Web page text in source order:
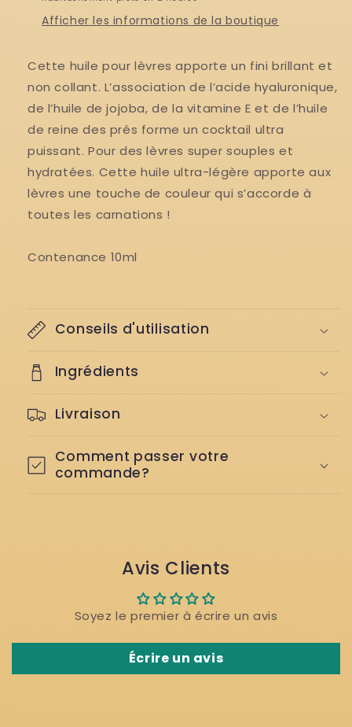
Lip
Oil
Lip
Oil
Afficher les informations de la boutique
Cette huile pour lèvres apporte un fini brillant et
non collant. L’association de l’acide hyaluronique,
de l’huile de jojoba, de la vitamine E et de l’huile
de reine des prés forme un cocktail ultra
puissant. Pour des lèvres super souples et
hydratées. Cette huile ultra-légère apporte aux
lèvres une touche de couleur qui s’accorde à
toutes les carnations !
Contenance 10ml
Conseils d'utilisation
Ingrédients
Livraison
Comment passer votre
commande?
Avis Clients
Soyez le premier à écrire un avis
Écrire un avis